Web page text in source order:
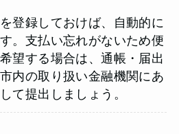
登録しておけば、自動的に
。支払い忘れがないため便
望する場合は、通帳・届出
内の取り扱い金融機関にあ
て提出しましょう。